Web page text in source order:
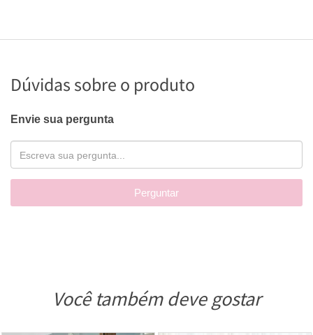
Dúvidas sobre o produto
Envie sua pergunta
Perguntar
Você também deve gostar